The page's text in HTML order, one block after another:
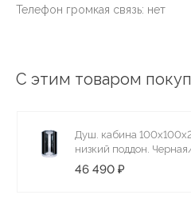
Телефон громкая связь: нет
С этим товаром
Душ. кабина
низкий поддон.
46 490 ₽